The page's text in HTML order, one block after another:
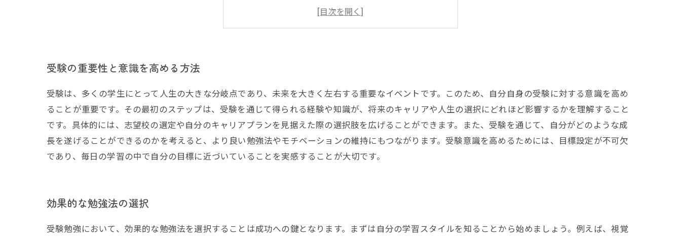
仲間との切磋琢磨の効用
受験を乗り越えた先の未来
受験の重要性と意識を高める方法
受験は、多くの学生にとって人生の大きな分岐点であり、未来を大きく左右する重要なイベントです。このため、自分自身の受験に対する意識を高め
ることが重要です。その最初のステップは、受験を通じて得られる経験や知識が、将来のキャリアや人生の選択にどれほど影響するかを理解すること
です。具体的には、志望校の選定や自分のキャリアプランを見据えた際の選択肢を広げることができます。また、受験を通じて、自分がどのような成
長を遂げることができるのかを考えると、より良い勉強法やモチベーションの維持にもつながります。受験意識を高めるためには、目標設定が不可欠
であり、毎日の学習の中で自分の目標に近づいていることを実感することが大切です。
効果的な勉強法の選択
受験勉強において、効果的な勉強法を選択することは成功への鍵となります。まずは自分の学習スタイルを知ることから始めましょう。例えば、視覚